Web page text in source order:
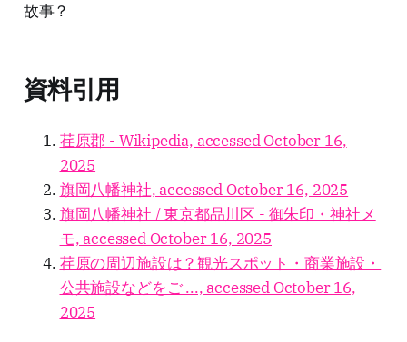
故事？
資料引用
荏原郡 - Wikipedia, accessed October 16,
2025
旗岡八幡神社, accessed October 16, 2025
旗岡八幡神社 / 東京都品川区 - 御朱印・神社メ
モ, accessed October 16, 2025
荏原の周辺施設は？観光スポット・商業施設・
公共施設などをご ..., accessed October 16,
2025